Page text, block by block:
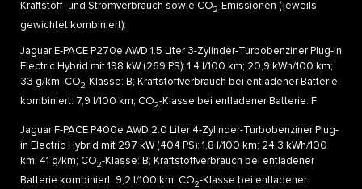
Kraftstoff- und Stromverbrauch sowie CO2-Emissionen (jeweils
gewichtet kombiniert):
Jaguar E-PACE P270e AWD 1.5 Liter 3-Zylinder-Turbobenziner Plug-in
Electric Hybrid mit 198 kW (269 PS): 1,4 l/100 km; 20,9 kWh/100 km;
33 g/km; CO2-Klasse: B; Kraftstoffverbrauch bei entladener Batterie
kombiniert: 7,9 l/100 km; CO2-Klasse bei entladener Batterie: F
Jaguar F-PACE P400e AWD 2.0 Liter 4-Zylinder-Turbobenziner Plug-
in Electric Hybrid mit 297 kW (404 PS): 1,8 l/100 km; 24,3 kWh/100
km; 41 g/km; CO2-Klasse: B; Kraftstoffverbrauch bei entladener
Batterie kombiniert: 9,2 l/100 km; CO2-Klasse bei entladener